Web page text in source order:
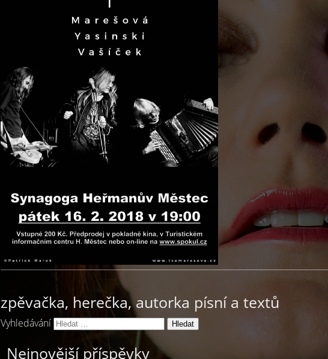
zpěvačka, herečka, autorka písní a textů
Vyhledávání
Nejnovější příspěvky